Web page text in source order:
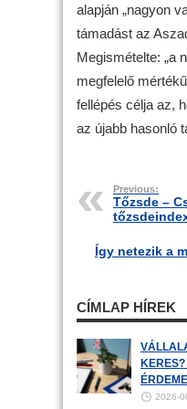
alapján „nagyon
támadást az
Megismételte: „a
megfelelő
fellépés célja az,
az újabb hasonló
Previous:
Tőzsde –
Így netezik a
CÍMLAP HÍREK
2026-